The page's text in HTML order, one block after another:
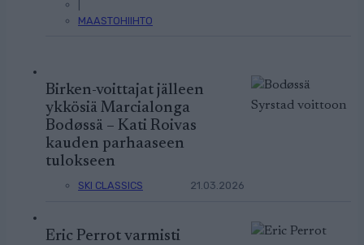
MAASTOHIIHTO
Birken-voittajat jälleen
ykkösiä Marcialonga
Bodøssä – Kati Roivas
kauden parhaaseen
tulokseen
SKI CLASSICS 21.03.2026
Eric Perrot varmisti